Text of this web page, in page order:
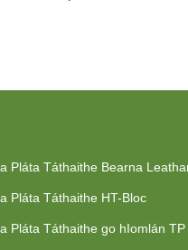
Pláta Táthaithe Bearna
Pláta Táthaithe HT-Bloc
Pláta Táthaithe go hIomlán TP